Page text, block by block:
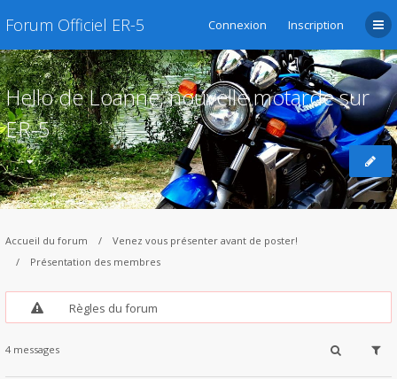
Forum Officiel ER-5 Connexion Inscription
Hello de Loanne, nouvelle motarde sur
ER-5
Accueil du forum
Venez vous présenter avant de poster!
Présentation des membres
Règles du forum
4 messages